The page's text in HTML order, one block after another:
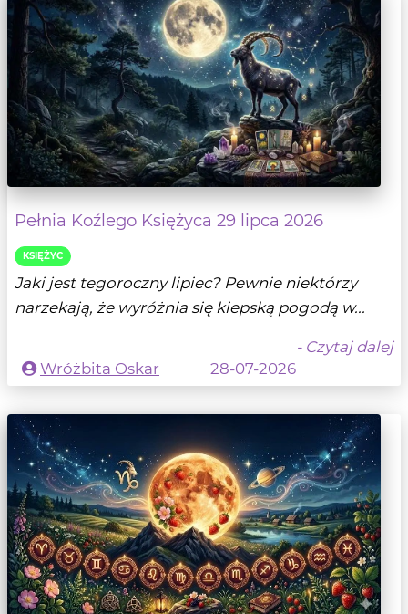
Pełnia Koźlego Księżyca 29 lipca 2026
KSIĘŻYC
Jaki jest tegoroczny lipiec? Pewnie niektórzy
narzekają, że wyróżnia się kiepską pogodą w...
- Czytaj dalej
Wróżbita Oskar
28-07-2026